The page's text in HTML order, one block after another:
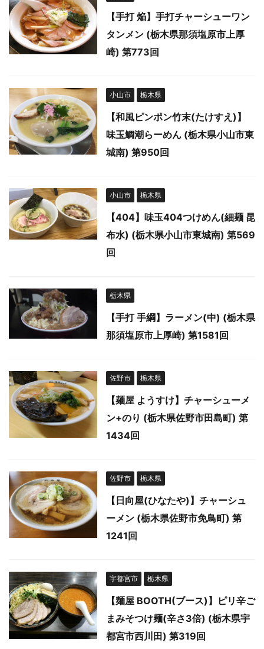
【手打 焔】手打チャーシューワン
タンメン (栃木県那須塩原市上厚
崎) 第773回
小山市 栃木県
【和風ピンポン竹末(たけすえ)】
味玉鯛潮らーめん (栃木県小山市東
城南) 第950回
小山市 栃木県
【404】味玉404つけめん(細麺 昆
布水) (栃木県小山市東城南) 第569
回
栃木県
【手打 手綱】ラーメン(中) (栃木県
那須塩原市上厚崎) 第1581回
佐野市 栃木県
【麺屋 ようすけ】チャーシューメ
ン+のり (栃木県佐野市田島町) 第
1434回
佐野市 栃木県
【日向屋(ひなたや)】チャーシュ
ーメン (栃木県佐野市免鳥町) 第
1241回
宇都宮市 栃木県
【麺屋 BOOTH(ブース)】ピリ辛ご
まみそつけ麺(辛さ3倍) (栃木県宇
都宮市西川田) 第319回